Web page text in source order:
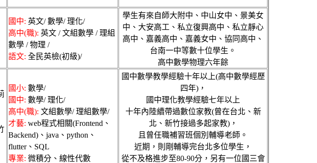
國中: 英文/ 數學/ 理化/
高中(職): 英文 / 文組數學 / 理組
數學 / 物理 /
語文: 全民英檢(初級)/
學生有來自師大附中、中山女中、景美女
中、大安高工、私立復興高中、私立靜心
高中、嘉義高中、嘉義女中、協同高中、
台南一中等數十位學生。
高中數學物理六年餘
國小: 數學/
國中: 數學/ 理化/
高中(職): 文組數學/ 理組數學/
才藝: web程式相關(Frontend、
Backend)、java、python、
flutter、SQL
專業: 微積分、線性代數
國中數學教學經驗十年以上(高中數學經歷
四年)，
國中理化教學經驗七年以上
十年內陸續帶過數位家教(曾在台北、新
北、新竹接過多起家教)，
且曾任職補習班個別輔導老師。
近期，則剛輔導完台北多位學生，
從不及格進步至80-90分，另有一位國三會